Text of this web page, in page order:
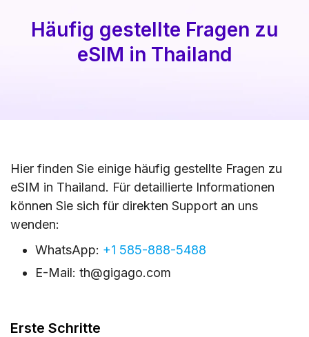
Häufig gestellte Fragen zu
eSIM in Thailand
Hier finden Sie einige häufig gestellte Fragen zu
eSIM in Thailand. Für detaillierte Informationen
können Sie sich für direkten Support an uns
wenden:
WhatsApp: +1 585-888-5488
E-Mail: th@gigago.com
Erste Schritte